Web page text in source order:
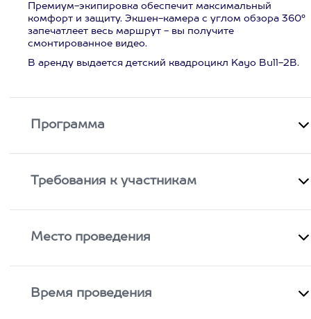
Премиум-экипировка обеспечит максимальный
комфорт и защиту. Экшен-камера с углом обзора 360°
запечатлеет весь маршрут - вы получите
смонтированное видео.
В аренду выдается детский квадроцикл Kayo Bull-2B.
Программа
Требования к участникам
Место проведения
Время проведения